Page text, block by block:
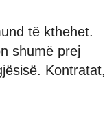
të kthehet.
shumë prej
Kontratat,